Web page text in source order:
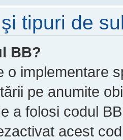
tipuri de
BB?
o implementare
pe anumite
a folosi codul
acest